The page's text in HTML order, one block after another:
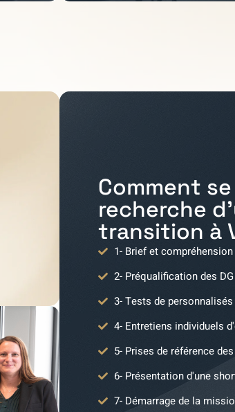
Comment
recherche
transition à
1- Brief et
2- Préqualification des
3- Tests de personnalisés
4- Entretiens individuels
5- Prises de référence
6- Présentation d'une
7- Démarrage de la